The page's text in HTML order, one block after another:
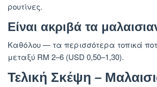
ρουτίνες.
Είναι ακριβά τα
Καθόλου — τα περισσότερα τοπικά
μεταξύ RM 2–6 (USD 0,50–1,30).
Τελική Σκέψη –